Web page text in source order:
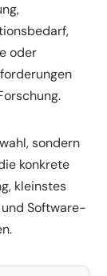
oder
sondern
konkrete
kleinstes
Software-